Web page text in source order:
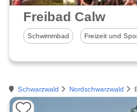
Freibad Calw
Schwimmbad Freizeit und
Schwarzwald Nordschwarzwald